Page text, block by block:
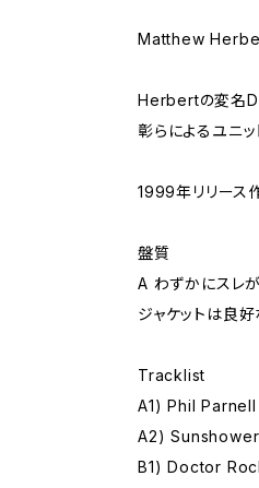
Matthew
Herbertの変名
彰らによるユニ
1999年リリース
盤質
A わずかにスレ
ジャケットは良好
Tracklist
A1) Phil
A2)
B1) Doctor